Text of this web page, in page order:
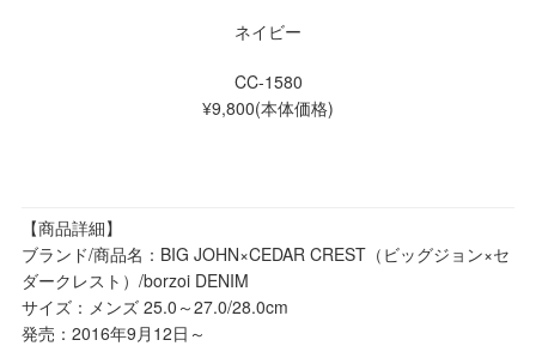
ネイビー
CC-1580
¥9,800(本体価格)
【商品詳細】
ブランド/商品名：BIG JOHN×CEDAR CREST（ビッグジョン×セ
ダークレスト）/borzoi DENIM
サイズ：メンズ 25.0～27.0/28.0cm
発売：2016年9月12日～